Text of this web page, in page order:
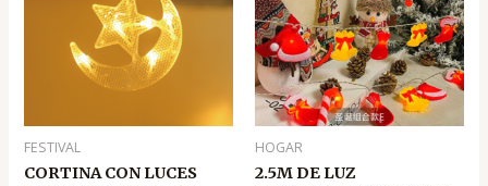
FESTIVAL
CORTINA CON LUCES
₡4,450₡2,950
HOGAR
2.5M DE LUZ
₡2,450₡1,650